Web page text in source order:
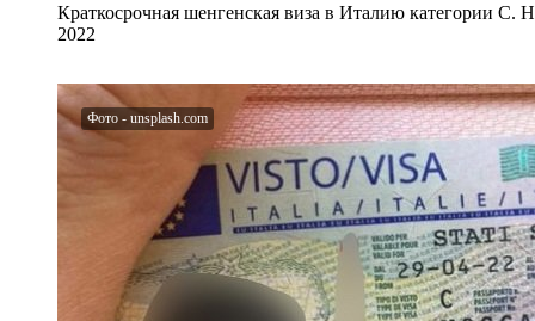
Краткосрочная шенгенская виза в Италию категории C.
2022